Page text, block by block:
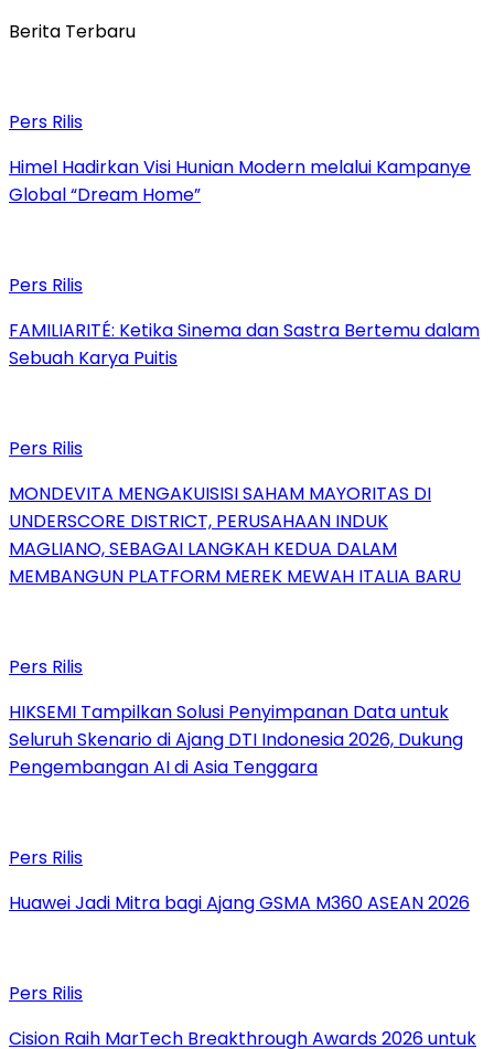
Berita Terbaru
Pers Rilis
Himel Hadirkan Visi Hunian Modern melalui Kampanye
Global “Dream Home”
Pers Rilis
FAMILIARITÉ: Ketika Sinema dan Sastra Bertemu dalam
Sebuah Karya Puitis
Pers Rilis
MONDEVITA MENGAKUISISI SAHAM MAYORITAS DI
UNDERSCORE DISTRICT, PERUSAHAAN INDUK
MAGLIANO, SEBAGAI LANGKAH KEDUA DALAM
MEMBANGUN PLATFORM MEREK MEWAH ITALIA BARU
Pers Rilis
HIKSEMI Tampilkan Solusi Penyimpanan Data untuk
Seluruh Skenario di Ajang DTI Indonesia 2026, Dukung
Pengembangan AI di Asia Tenggara
Pers Rilis
Huawei Jadi Mitra bagi Ajang GSMA M360 ASEAN 2026
Pers Rilis
Cision Raih MarTech Breakthrough Awards 2026 untuk